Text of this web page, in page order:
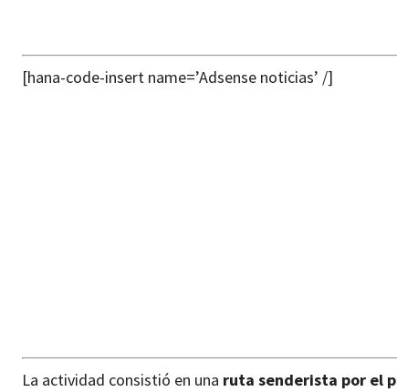
[hana-code-insert name=’Adsense noticias’ /]
La actividad consistió en una ruta senderista por el